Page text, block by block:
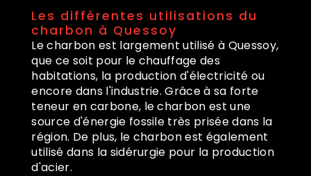
Les différentes utilisations du
charbon à Quessoy
Le charbon est largement utilisé à Quessoy,
que ce soit pour le chauffage des
habitations, la production d'électricité ou
encore dans l'industrie. Grâce à sa forte
teneur en carbone, le charbon est une
source d'énergie fossile très prisée dans la
région. De plus, le charbon est également
utilisé dans la sidérurgie pour la production
d'acier.